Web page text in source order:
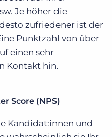
Je höher die
zufriedener ist der
Punktzahl von über
einen sehr
Kontakt hin.
Score (NPS)
Kandidat:innen und